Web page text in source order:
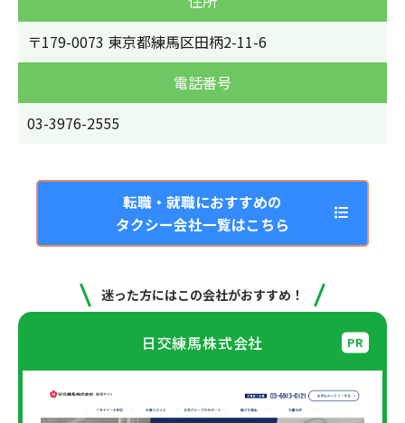
〒179-0073 東京都練馬区田柄2-11-6
電話番号
03-3976-2555
転職・就職におすすめの
タクシー会社一覧はこちら
迷った方にはこの会社がおすすめ！
日交練馬株式会社